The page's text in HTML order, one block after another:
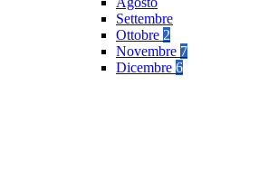
Settembre
Ottobre 2
Novembre 7
Dicembre 6